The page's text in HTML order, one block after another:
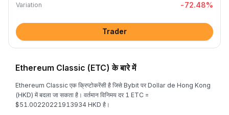
Variation -72.48%
Trader
Ethereum Classic (ETC) के बारे में
Ethereum Classic एक क्रिप्टोकरेंसी है जिसे Bybit पर Dollar de Hong Kong
(HKD) में बदला जा सकता है। वर्तमान विनिमय दर 1 ETC =
$51.00220221913934 HKD है।